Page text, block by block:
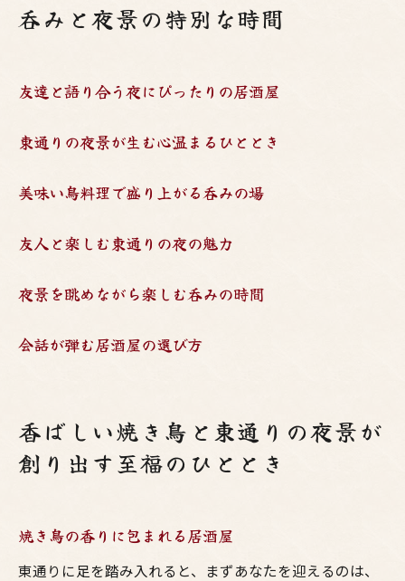
呑みと夜景の特別な時間
友達と語り合う夜にぴったりの居酒屋
東通りの夜景が生む心温まるひととき
美味い鳥料理で盛り上がる呑みの場
友人と楽しむ東通りの夜の魅力
夜景を眺めながら楽しむ呑みの時間
会話が弾む居酒屋の選び方
香ばしい焼き鳥と東通りの夜景が
創り出す至福のひととき
焼き鳥の香りに包まれる居酒屋
東通りに足を踏み入れると、まずあなたを迎えるのは、